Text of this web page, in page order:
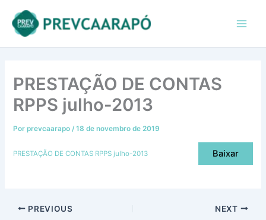
para
conteúdo
PRESTAÇÃO DE CONTAS
RPPS julho-2013
Porprevcaarapo /18 de novembro de 2019
PRESTAÇÃO DE CONTAS RPPS julho-2013 Baixar
PREVIOUS NEXT